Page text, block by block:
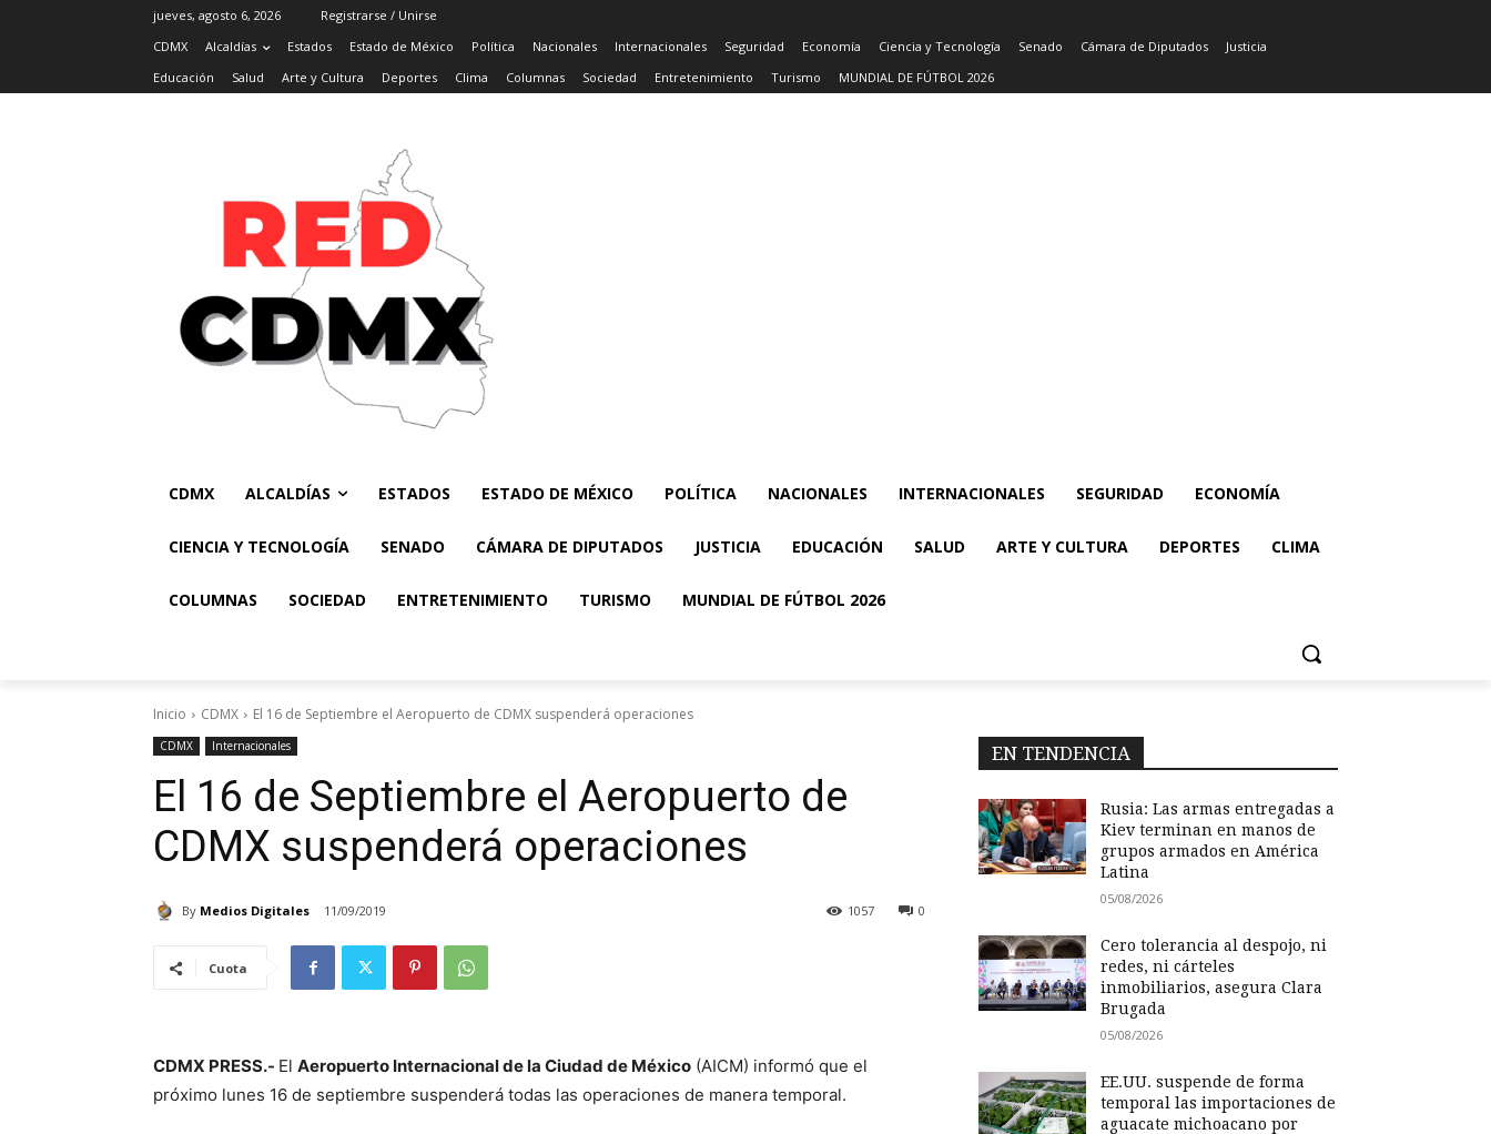
jueves, agosto 6, 2026
Registrarse / Unirse
CDMX
Alcaldías Estados Estado de México Política Nacionales Internacionales Seguridad Economía Ciencia y Tecnología Senado Cámara de Diputados
Justicia
Educación
Salud Arte y Cultura Deportes Clima Columnas Sociedad Entretenimiento Turismo MUNDIAL DE FÚTBOL 2026
CDMX ALCALDÍAS ESTADOS ESTADO DE MÉXICO POLÍTICA NACIONALES INTERNACIONALES SEGURIDAD ECONOMÍA
CIENCIA Y TECNOLOGÍA SENADO CÁMARA DE DIPUTADOS JUSTICIA EDUCACIÓN SALUD ARTE Y CULTURA DEPORTES CLIMA
COLUMNAS SOCIEDAD ENTRETENIMIENTO TURISMO MUNDIAL DE FÚTBOL 2026
Inicio CDMX El 16 de Septiembre el Aeropuerto de CDMX suspenderá operaciones
CDMX Internacionales
El 16 de Septiembre el Aeropuerto de
CDMX suspenderá operaciones
By Medios Digitales 11/09/2019 0
1057
Cuota
CDMX PRESS.- El Aeropuerto Internacional de la Ciudad de México (AICM) informó que el
próximo lunes 16 de septiembre suspenderá todas las operaciones de manera temporal.
EN TENDENCIA
Rusia: Las armas entregadas a
Kiev terminan en manos de
grupos armados en América
Latina
05/08/2026
Cero tolerancia al despojo, ni
redes, ni cárteles
inmobiliarios, asegura Clara
Brugada
05/08/2026
EE.UU. suspende de forma
temporal las importaciones de
aguacate michoacano por